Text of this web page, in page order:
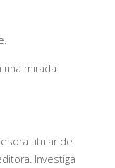
una mirada
titular de
Investiga